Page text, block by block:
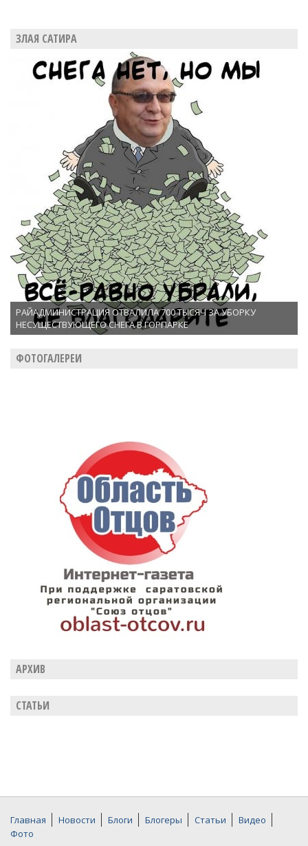
ЗЛАЯ САТИРА
РАЙАДМИНИСТРАЦИЯ ОТВАЛИЛА 700 ТЫСЯЧ ЗА УБОРКУ
НЕСУЩЕСТВУЮЩЕГО СНЕГА В ГОРПАРКЕ
ФОТОГАЛЕРЕИ
АРХИВ
СТАТЬИ
Главная Новости Блоги Блогеры Статьи
Видео
Фото